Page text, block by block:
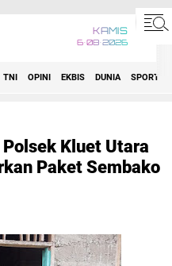
KAMIS
6•08•2026
TNI OPINI EKBIS DUNIA SPORT
Kluet Utara
Paket Sembako